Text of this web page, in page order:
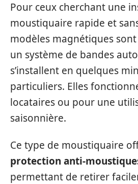
Pour ceux cherchant une
moustiquaire rapide et
modèles magnétiques
un système de bandes
s’installent en quelques
particuliers. Elles
locataires ou pour une
saisonnière.
Ce type de moustiquaire
protection anti-
permettant de retirer